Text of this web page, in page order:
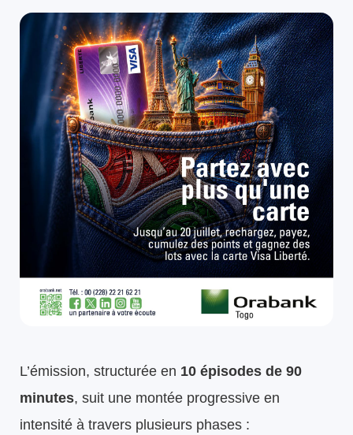
L’émission, structurée en 10 épisodes de 90
minutes, suit une montée progressive en
intensité à travers plusieurs phases :